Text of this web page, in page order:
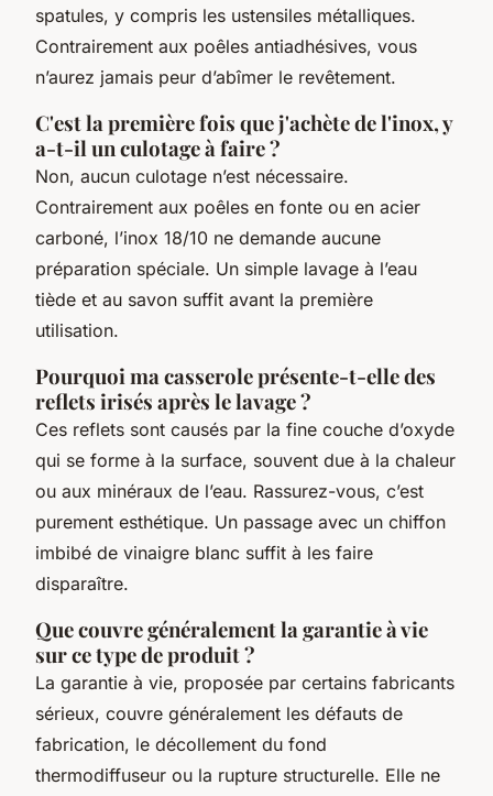
spatules, y compris les ustensiles métalliques.
Contrairement aux poêles antiadhésives, vous
n’aurez jamais peur d’abîmer le revêtement.
C'est la première fois que j'achète de l'inox, y
a-t-il un culotage à faire ?
Non, aucun culotage n’est nécessaire.
Contrairement aux poêles en fonte ou en acier
carboné, l’inox 18/10 ne demande aucune
préparation spéciale. Un simple lavage à l’eau
tiède et au savon suffit avant la première
utilisation.
Pourquoi ma casserole présente-t-elle des
reflets irisés après le lavage ?
Ces reflets sont causés par la fine couche d’oxyde
qui se forme à la surface, souvent due à la chaleur
ou aux minéraux de l’eau. Rassurez-vous, c’est
purement esthétique. Un passage avec un chiffon
imbibé de vinaigre blanc suffit à les faire
disparaître.
Que couvre généralement la garantie à vie
sur ce type de produit ?
La garantie à vie, proposée par certains fabricants
sérieux, couvre généralement les défauts de
fabrication, le décollement du fond
thermodiffuseur ou la rupture structurelle. Elle ne